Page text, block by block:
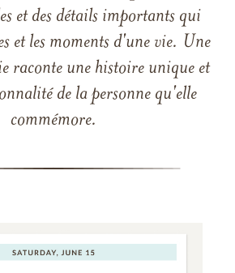
et des détails importants qui
et les moments d'une vie. Une
raconte une histoire unique et
de la personne qu'elle
commémore.